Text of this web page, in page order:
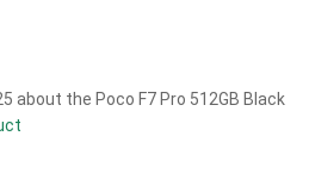
about the Poco F7 Pro 512GB Black